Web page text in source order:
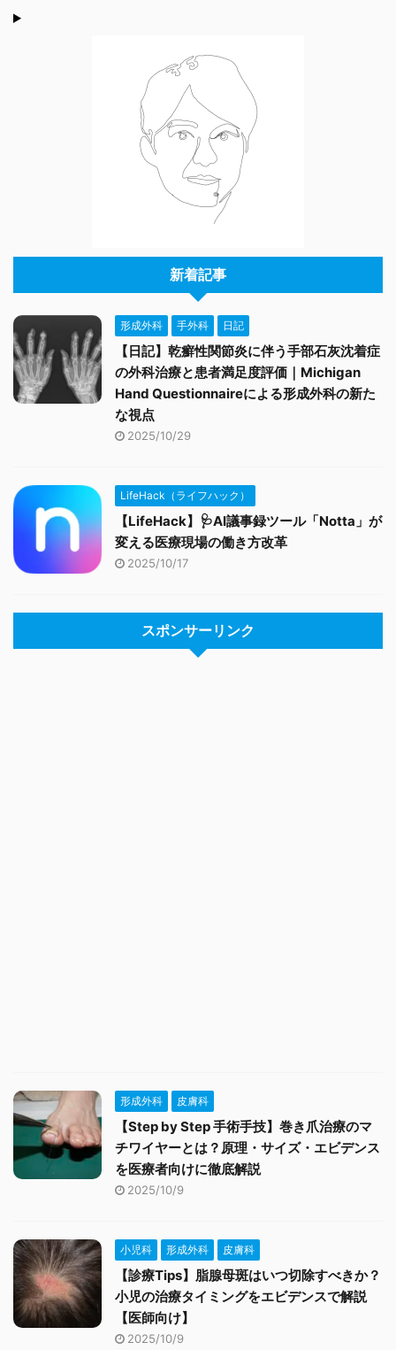
新着記事
形成外科 手外科 日記
【日記】乾癬性関節炎に伴う手部石灰沈着症
の外科治療と患者満足度評価｜Michigan
Hand Questionnaireによる形成外科の新た
な視点
2025/10/29
LifeHack（ライフハック）
【LifeHack】🩺AI議事録ツール「Notta」が
変える医療現場の働き方改革
2025/10/17
スポンサーリンク
形成外科 皮膚科
【Step by Step 手術手技】巻き爪治療のマ
チワイヤーとは？原理・サイズ・エビデンス
を医療者向けに徹底解説
2025/10/9
小児科 形成外科 皮膚科
【診療Tips】脂腺母斑はいつ切除すべきか？
小児の治療タイミングをエビデンスで解説
【医師向け】
2025/10/9